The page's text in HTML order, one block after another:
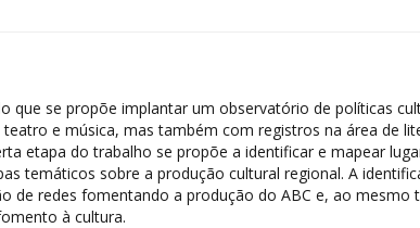
que se propõe implantar um observatório de políticas
e música, mas também com registros na área de
etapa do trabalho se propõe a identificar e mapear
temáticos sobre a produção cultural regional. A
redes fomentando a produção do ABC e, ao mesmo
à cultura.